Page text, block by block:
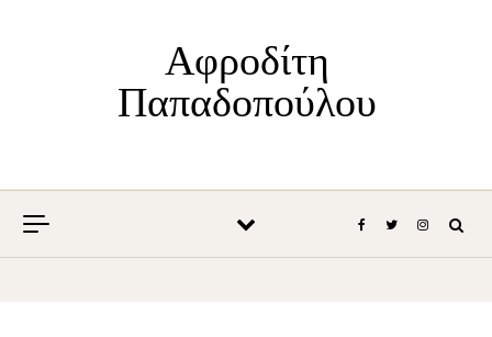
Αφροδίτη
Παπαδοπούλου